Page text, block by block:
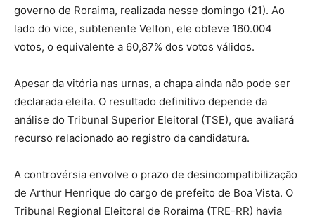
governo de Roraima, realizada nesse domingo (21). Ao
lado do vice, subtenente Velton, ele obteve 160.004
votos, o equivalente a 60,87% dos votos válidos.
Apesar da vitória nas urnas, a chapa ainda não pode ser
declarada eleita. O resultado definitivo depende da
análise do Tribunal Superior Eleitoral (TSE), que avaliará
recurso relacionado ao registro da candidatura.
A controvérsia envolve o prazo de desincompatibilização
de Arthur Henrique do cargo de prefeito de Boa Vista. O
Tribunal Regional Eleitoral de Roraima (TRE-RR) havia